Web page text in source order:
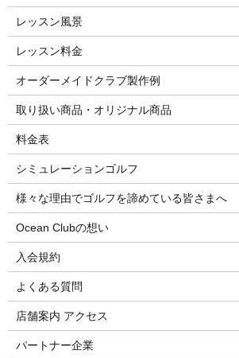
レッスン風景
レッスン料金
オーダーメイドクラブ製作例
取り扱い商品・オリジナル商品
料金表
シミュレーションゴルフ
様々な理由でゴルフを諦めている皆さまへ
Ocean Clubの想い
入会規約
よくある質問
店舗案内 アクセス
パートナー企業